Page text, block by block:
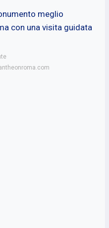
meglio
con una visita guidata